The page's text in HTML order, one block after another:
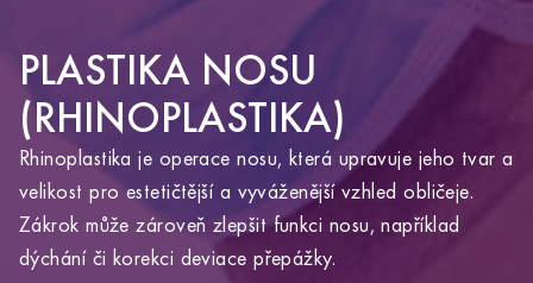
YOU ARE ABOUT TO LEAVE THE
ALTOA.CZ WEBSITE AND VISIT
ALTOAMEDICALTOURISM.COM.
PLASTIKA NOSU
(RHINOPLASTIKA)
Rhinoplastika je operace nosu, která upravuje jeho tvar a
velikost pro estetičtější a vyváženější vzhled obličeje.
Zákrok může zároveň zlepšit funkci nosu, například
dýchání či korekci deviace přepážky.